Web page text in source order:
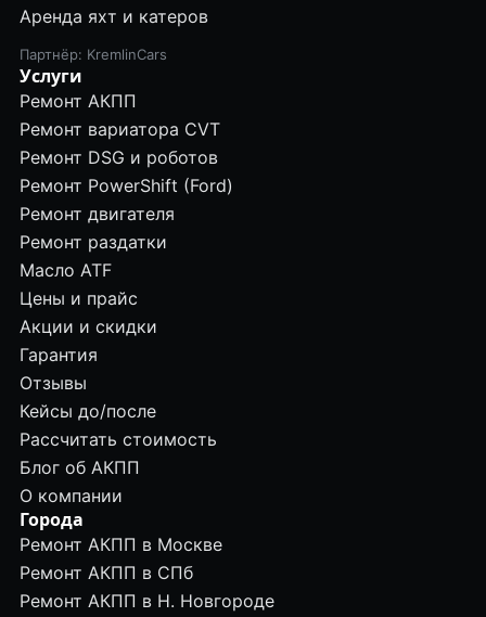
Аренда яхт и катеров
Партнёр: KremlinCars
Услуги
Ремонт АКПП
Ремонт вариатора CVT
Ремонт DSG и роботов
Ремонт PowerShift (Ford)
Ремонт двигателя
Ремонт раздатки
Масло ATF
Цены и прайс
Акции и скидки
Гарантия
Отзывы
Кейсы до/после
Рассчитать стоимость
Блог об АКПП
О компании
Города
Ремонт АКПП в Москве
Ремонт АКПП в СПб
Ремонт АКПП в Н. Новгороде